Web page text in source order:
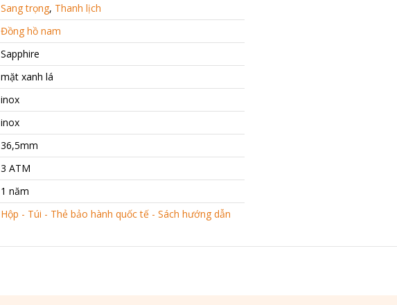
Sang trọng, Thanh lịch
Đồng hồ nam
Sapphire
mặt xanh lá
inox
inox
36,5mm
3 ATM
1 năm
Hộp - Túi - Thẻ bảo hành quốc tế - Sách hướng dẫn